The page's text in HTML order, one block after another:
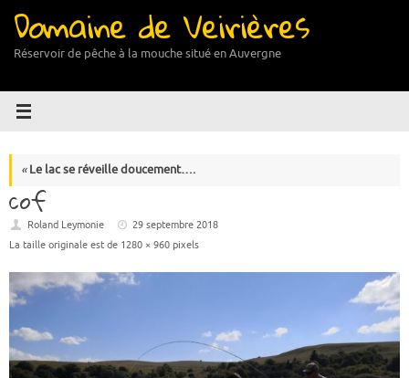
contenu
Domaine de Veirières
Réservoir de pêche à la mouche situé en Auvergne
«Le lac se réveille doucement….
cof
Roland Leymonie
29 septembre 2018
La taille originale est de 1280 × 960 pixels